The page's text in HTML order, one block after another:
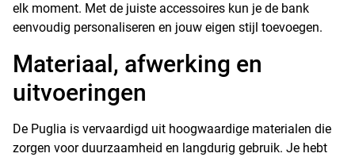
elk moment. Met de juiste accessoires kun je de bank
eenvoudig personaliseren en jouw eigen stijl toevoegen.
Materiaal, afwerking en
uitvoeringen
De Puglia is vervaardigd uit hoogwaardige materialen die
zorgen voor duurzaamheid en langdurig gebruik. Je hebt